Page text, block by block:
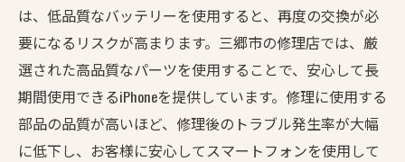
は、低品質なバッテリーを使用すると、再度の交換が必
要になるリスクが高まります。三郷市の修理店では、厳
選された高品質なパーツを使用することで、安心して長
期間使用できるiPhoneを提供しています。修理に使用する
部品の品質が高いほど、修理後のトラブル発生率が大幅
に低下し、お客様に安心してスマートフォンを使用して